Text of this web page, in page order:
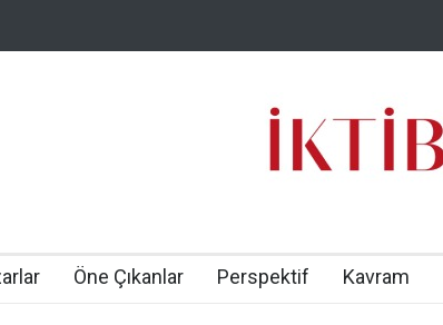
Öne Çıkanlar Perspektif Kavram